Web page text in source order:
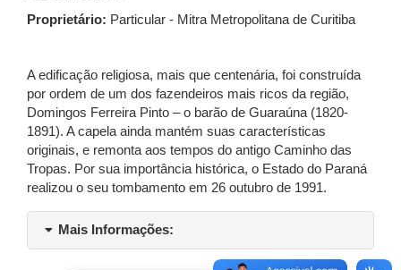
Proprietário: Particular - Mitra Metropolitana de Curitiba
A edificação religiosa, mais que centenária, foi construída
por ordem de um dos fazendeiros mais ricos da região,
Domingos Ferreira Pinto – o barão de Guaraúna (1820-
1891). A capela ainda mantém suas características
originais, e remonta aos tempos do antigo Caminho das
Tropas. Por sua importância histórica, o Estado do Paraná
realizou o seu tombamento em 26 outubro de 1991.
Mais Informações: